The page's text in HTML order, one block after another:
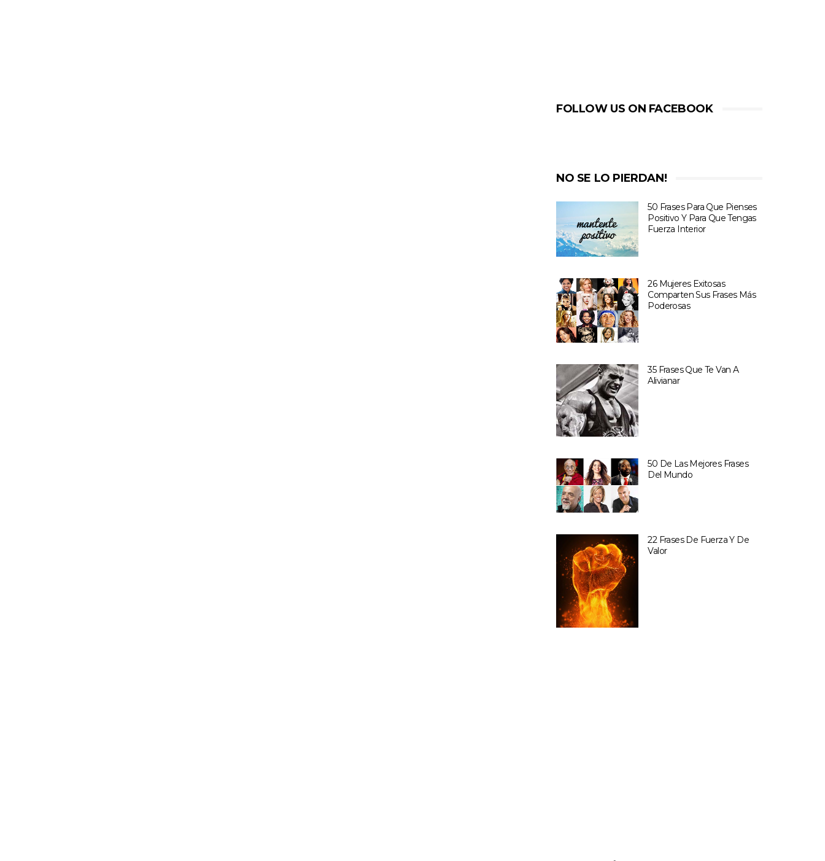
FOLLOW US ON FACEBOOK
NO SE LO PIERDAN!
50 Frases Para Que Pienses
Positivo Y Para Que Tengas
Fuerza Interior
26 Mujeres Exitosas
Comparten Sus Frases Más
Poderosas
35 Frases Que Te Van A
Alivianar
50 De Las Mejores Frases
Del Mundo
22 Frases De Fuerza Y De
Valor